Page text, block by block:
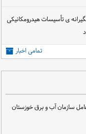
ی تأسیسات هیدرومکانیکی
تمامی اخبار
سازمان آب و برق خوزستان